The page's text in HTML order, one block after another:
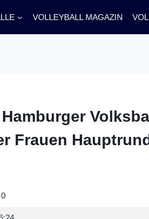
VOLLEYBALL MAGAZIN
Frauen